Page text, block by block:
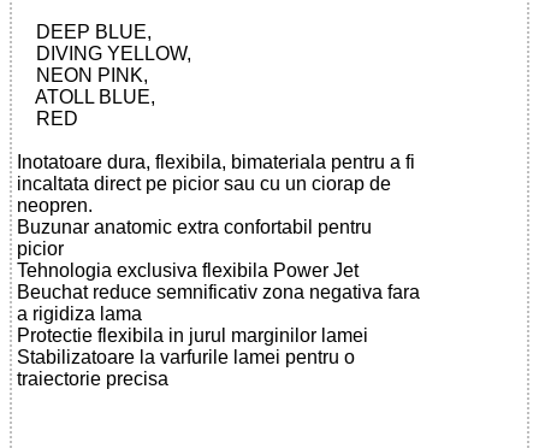
DEEP BLUE,
DIVING YELLOW,
NEON PINK,
ATOLL BLUE,
RED
Inotatoare dura, flexibila, bimateriala pentru a fi
incaltata direct pe picior sau cu un ciorap de
neopren.
Buzunar anatomic extra confortabil pentru
picior
Tehnologia exclusiva flexibila Power Jet
Beuchat reduce semnificativ zona negativa fara
a rigidiza lama
Protectie flexibila in jurul marginilor lamei
Stabilizatoare la varfurile lamei pentru o
traiectorie precisa